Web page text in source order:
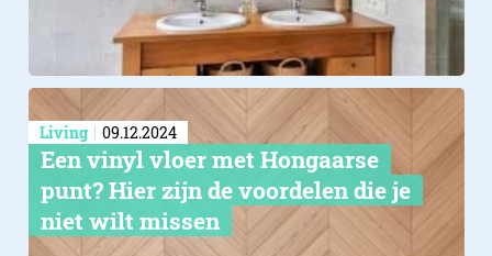
Living 09.12.2024
Een vinyl vloer met Hongaarse
punt? Hier zijn de voordelen die je
niet wilt missen